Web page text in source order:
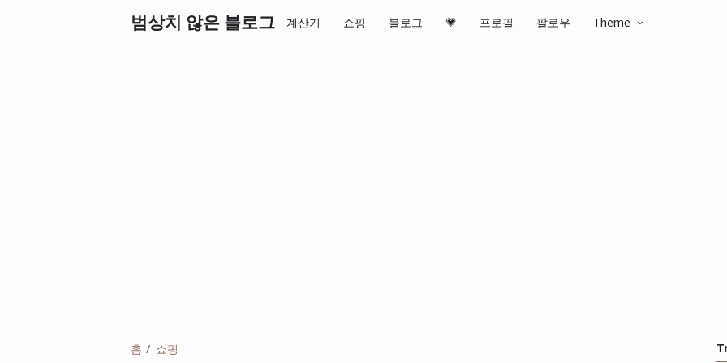
범상치 않은 블로그 계산기 쇼핑 블로그 💗 프로필 팔로우 Theme
홈 쇼핑